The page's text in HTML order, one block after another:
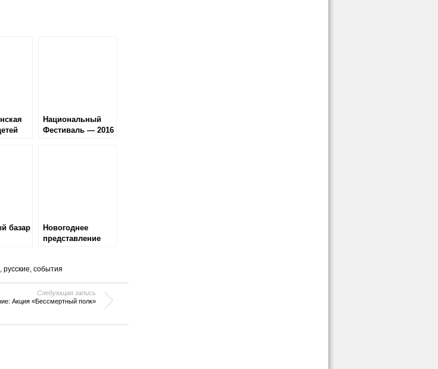
Национальный
Фестиваль — 2016
базар
Новогоднее
представление
, русские, события
Следующая запись
Акция «Бессмертный полк»